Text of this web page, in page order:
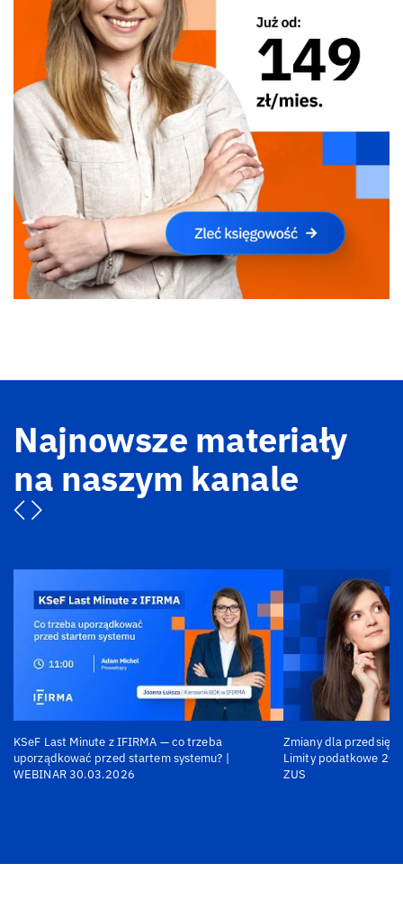
Najnowsze materiały
na naszym kanale
KSeF Last Minute z IFIRMA — co trzeba
uporządkować przed startem systemu? |
WEBINAR 30.03.2026
Zmiany dla
Limity podatkowe
ZUS